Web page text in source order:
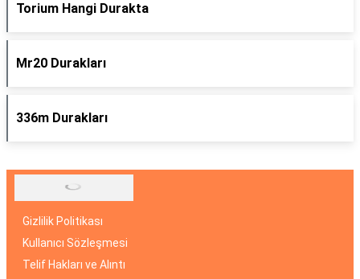
Torium Hangi Durakta
Mr20 Durakları
336m Durakları
Gizlilik Politikası
Kullanıcı Sözleşmesi
Telif Hakları ve Alıntı